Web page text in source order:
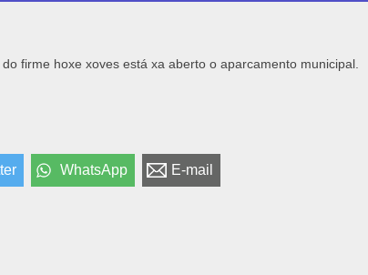
firme hoxe xoves está xa aberto o aparcamento municipal.
WhatsApp E-mail